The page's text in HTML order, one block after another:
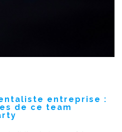
entreprise :
de ce team